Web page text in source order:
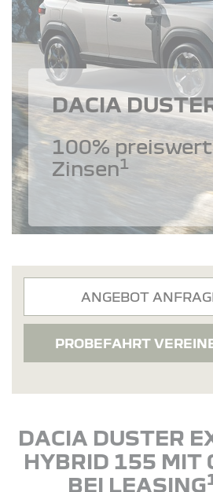
DACIA
100%
Zinsen1
ANGEBOT
PROBEFAHRT
DACIA DUSTER
HYBRID 155 MIT
BEI LEASING